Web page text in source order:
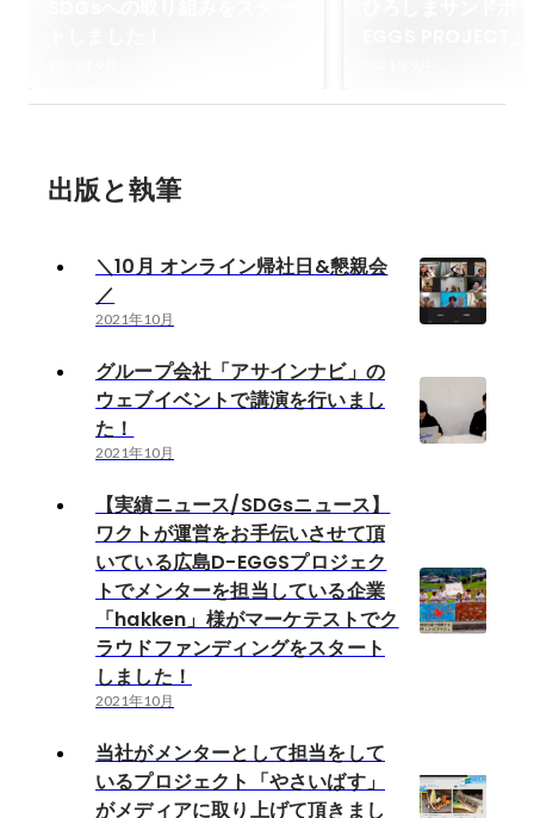
出版と執筆
＼10月 オンライン帰社日&懇親会
／
2021年10月
グループ会社「アサインナビ」の
ウェブイベントで講演を行いまし
た！
2021年10月
【実績ニュース/SDGsニュース】
ワクトが運営をお手伝いさせて頂
いている広島D-EGGSプロジェク
トでメンターを担当している企業
「hakken」様がマーケテストでク
ラウドファンディングをスタート
しました！
2021年10月
当社がメンターとして担当をして
いるプロジェクト「やさいばす」
がメディアに取り上げて頂きまし